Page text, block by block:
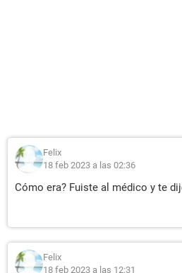
Felix
18 feb 2023 a las 02:36
Cómo era? Fuiste al médico y te
Felix
18 feb 2023 a las 12:31